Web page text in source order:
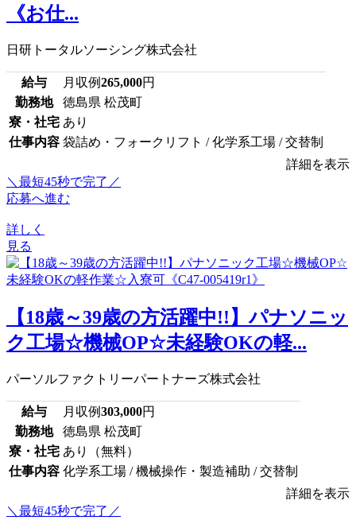
《お仕...
日研トータルソーシング株式会社
給与 月収例265,000円
勤務地
徳島県 松茂町
寮・社宅 あり
仕事内容 袋詰め・フォークリフト / 化学系工場 / 交替制
詳細を表示
＼最短45秒で完了／
応募へ進む
詳しく
見る
【18歳～39歳の方活躍中!!】パナソニッ
ク工場☆機械OP☆未経験OKの軽...
パーソルファクトリーパートナーズ株式会社
給与 月収例303,000円
勤務地
徳島県 松茂町
寮・社宅 あり（無料）
仕事内容 化学系工場 / 機械操作・製造補助 / 交替制
詳細を表示
＼最短45秒で完了／